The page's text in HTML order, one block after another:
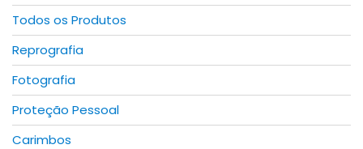
chosen
product
Todos os Produtos
Reprografia
Fotografia
Proteção Pessoal
Carimbos